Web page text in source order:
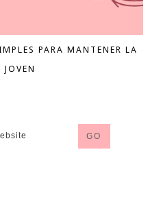
PARA MANTENER LA
JOVEN